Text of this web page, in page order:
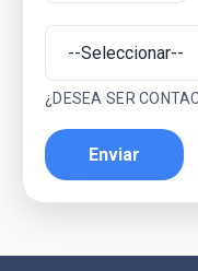
¿DESEA SER
Enviar